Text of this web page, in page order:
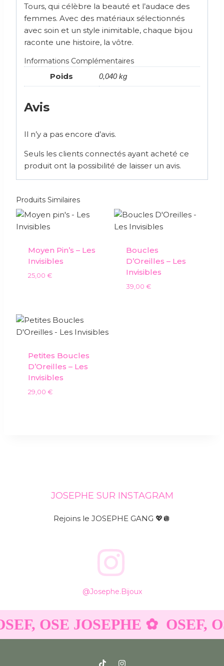
Tours, qui célèbre la beauté et l’audace des
femmes. Avec des matériaux sélectionnés
avec soin et un style inimitable, chaque bijou
raconte une histoire, la vôtre.
Informations Complémentaires
Poids 0,040 kg
Avis
Il n’y a pas encore d’avis.
Seuls les clients connectés ayant acheté ce
produit ont la possibilité de laisser un avis.
Produits Similaires
Moyen Pin’s – Les
Invisibles
25,00 €
Boucles
D’Oreilles – Les
Invisibles
39,00 €
Petites Boucles
D’Oreilles – Les
Invisibles
29,00 €
JOSEPHE SUR INSTAGRAM
Rejoins le JOSEPHE GANG 💖🪩
@josephe.bijoux
OSE JOSEPHE ✿ OSEF,